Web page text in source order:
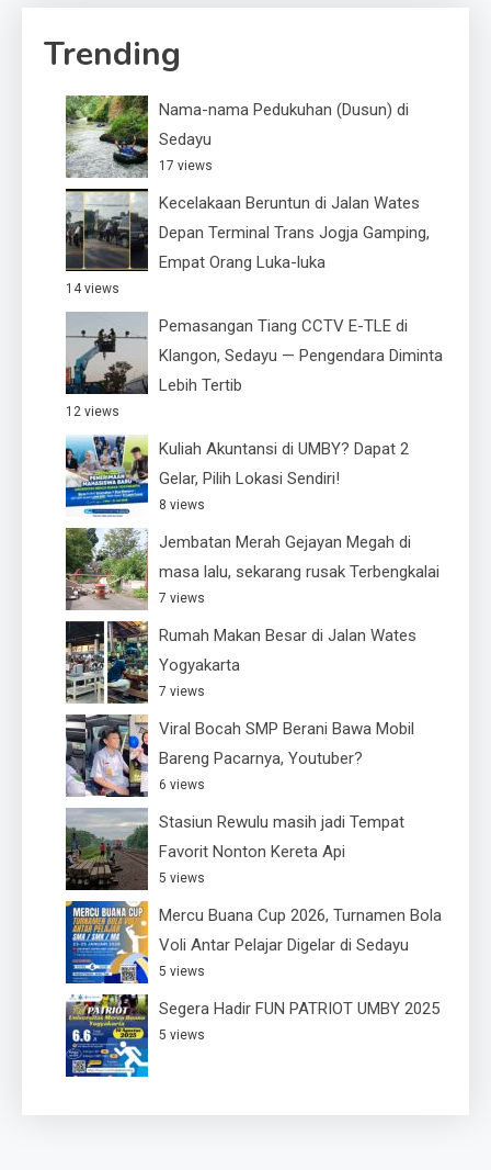
Trending
Nama-nama Pedukuhan (Dusun) di
Sedayu
17 views
Kecelakaan Beruntun di Jalan Wates
Depan Terminal Trans Jogja Gamping,
Empat Orang Luka-luka
14 views
Pemasangan Tiang CCTV E-TLE di
Klangon, Sedayu — Pengendara Diminta
Lebih Tertib
12 views
Kuliah Akuntansi di UMBY? Dapat 2
Gelar, Pilih Lokasi Sendiri!
8 views
Jembatan Merah Gejayan Megah di
masa lalu, sekarang rusak Terbengkalai
7 views
Rumah Makan Besar di Jalan Wates
Yogyakarta
7 views
Viral Bocah SMP Berani Bawa Mobil
Bareng Pacarnya, Youtuber?
6 views
Stasiun Rewulu masih jadi Tempat
Favorit Nonton Kereta Api
5 views
Mercu Buana Cup 2026, Turnamen Bola
Voli Antar Pelajar Digelar di Sedayu
5 views
Segera Hadir FUN PATRIOT UMBY 2025
5 views